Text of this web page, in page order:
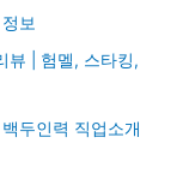
보
뷰 | 험멜, 스타킹,
두인력 직업소개